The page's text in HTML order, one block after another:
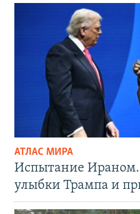
АТЛАС МИРА
Испытание
улыбки Трампа и